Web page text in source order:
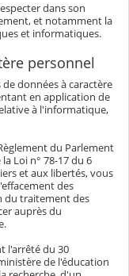
dans son
et notamment la
et informatiques.
personnel
données à caractère
en application de
à l'informatique,
du Parlement
Loi n° 78-17 du 6
et aux libertés, vous
des
du traitement des
auprès du
l'arrêté du 30
de l'éducation